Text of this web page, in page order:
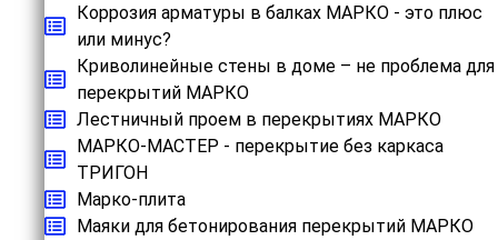
Коррозия арматуры в балках МАРКО - это плюс
или минус?
Криволинейные стены в доме – не проблема для
перекрытий МАРКО
Лестничный проем в перекрытиях МАРКО
МАРКО-МАСТЕР - перекрытие без каркаса
ТРИГОН
Марко-плита
Маяки для бетонирования перекрытий МАРКО